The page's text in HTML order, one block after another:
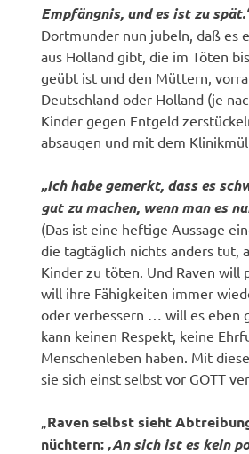
Empfängnis, und es ist zu
Dortmunder nun jubeln, daß es
aus Holland gibt, die im Töten
geübt ist und den Müttern,
Deutschland oder Holland (je
Kinder gegen Entgeld
absaugen und mit dem
„Ich habe gemerkt, dass es
gut zu machen, wenn man es
(Das ist eine heftige Aussage
die tagtäglich nichts anders tut,
Kinder zu töten. Und Raven will
will ihre Fähigkeiten immer
oder verbessern … will es eben
kann keinen Respekt, keine
Menschenleben haben. Mit
sie sich einst selbst vor GOTT
Raven selbst sieht
nüchtern: ‚An sich ist es kein